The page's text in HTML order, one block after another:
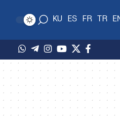
TR
FR
ES
KU